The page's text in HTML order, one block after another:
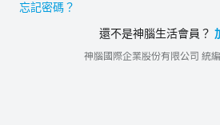
忘記密碼？
還不是神腦生活會員？
神腦國際企業股份有限公司 統